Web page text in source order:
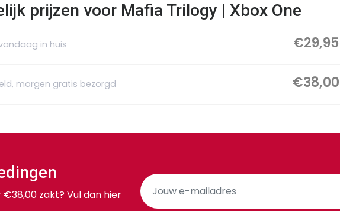
prijzen voor Mafia Trilogy | Xbox One
in huis €29,95
morgen gratis bezorgd €38,00
zakt? Vul dan hier